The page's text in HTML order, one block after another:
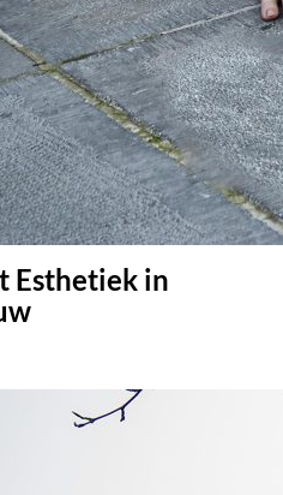
Esthetiek in